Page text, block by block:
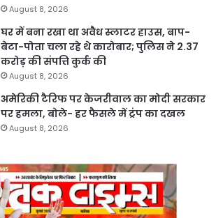
August 8, 2026
घर में बना रखा था अवैध स्लाटर हाउस, बाप-
बेटा-पोता चला रहे थे कारोबार; पुलिस ने 2.37
करोड़ की संपत्ति कुर्क की
August 8, 2026
अमेरिकी टैरिफ पर केजरीवाल का मोदी सरकार
पर हमला, बोले- हर फैसले में ट्रंप का दखल
August 8, 2026